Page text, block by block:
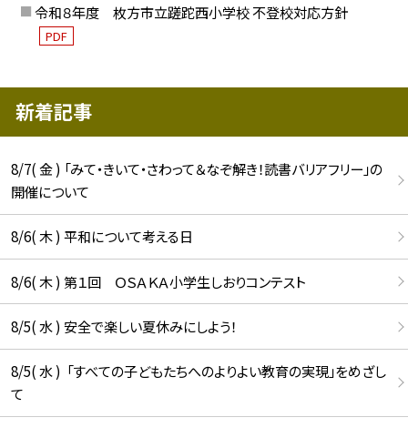
令和８年度 枚方市立蹉跎西小学校 不登校対応方針
PDF
新着記事
8/7( 金 ) 「みて・きいて・さわって＆なぞ解き！読書バリアフリー」の
開催について
8/6( 木 ) 平和について考える日
8/6( 木 ) 第１回 ＯＳＡＫＡ小学生しおりコンテスト
8/5( 水 ) 安全で楽しい夏休みにしよう！
8/5( 水 ) 「すべての子どもたちへのよりよい教育の実現」をめざし
て